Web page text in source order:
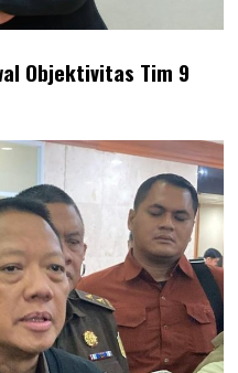
Objektivitas Tim 9